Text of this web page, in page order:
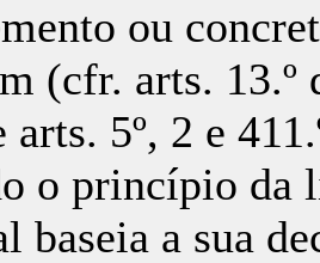
ou
(cfr. arts. 13.º
arts. 5º, 2 e
o princípio da
baseia a sua